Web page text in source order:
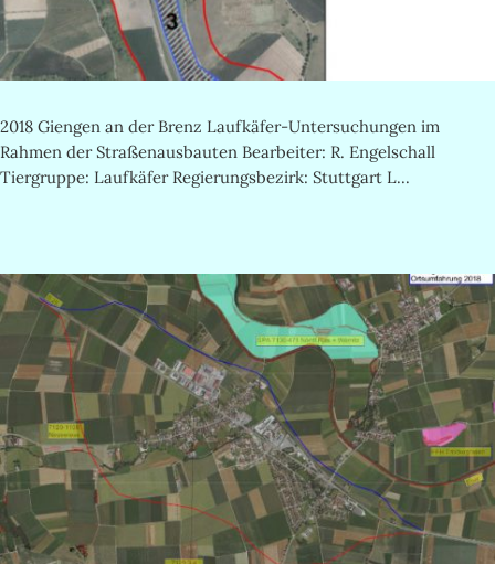
2018 Giengen an der Brenz Laufkäfer-Untersuchungen im
Rahmen der Straßenausbauten Bearbeiter: R. Engelschall
Tiergruppe: Laufkäfer Regierungsbezirk: Stuttgart L...